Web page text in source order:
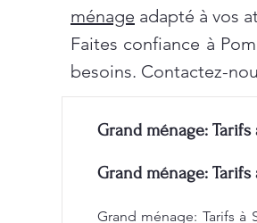
ménage adapté à vos
Faites confiance à
besoins. Contactez-
Grand ménage:
Grand ménage:
Grand ménage: Tarifs à